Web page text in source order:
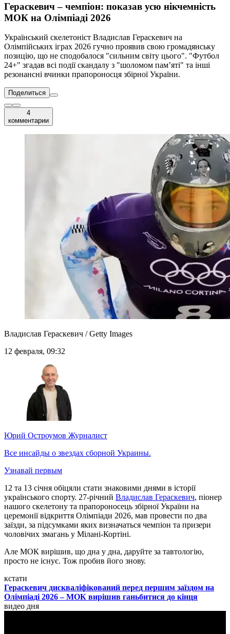
Гераскевич – чемпіон: показав усю нікчемність
МОК на Олімпіаді 2026
Український скелетоніст Владислав Гераскевич на
Олімпійських іграх 2026 гучно проявив свою громадянську
позицію, що не сподобалося "сильним світу цього". "Футбол
24+" згадав всі події скандалу з "шоломом пам’яті" та інші
резонансні вчинки прапороносця збірної України.
Поделиться
4
комментарии
Владислав Гераскевич / Getty Images
12 февраля, 09:32
Юрий Остроумов Журналист
Все инсайды о звездах сборной Украины.
Узнавай первым
12 та 13 січня обіцяли стати знаковими днями в історії
українського спорту. 27-річний Владислав Гераскевич, піонер
нашого скелетону та прапороносець збірної України на
церемонії відкриття Олімпіади 2026, мав провести по два
заїзди, за підсумками яких визначаться чемпіон та призери
чоловічих змагань у Мілані-Кортіні.
Але МОК вирішив, що дна у дна, даруйте за тавтологію,
просто не існує. Тож пробив його знову.
кстати
Гераскевич дискваліфікований перед першим заїздом на
Олімпіаді 2026 – МОК вирішив ганьбитися до кінця
видео дня